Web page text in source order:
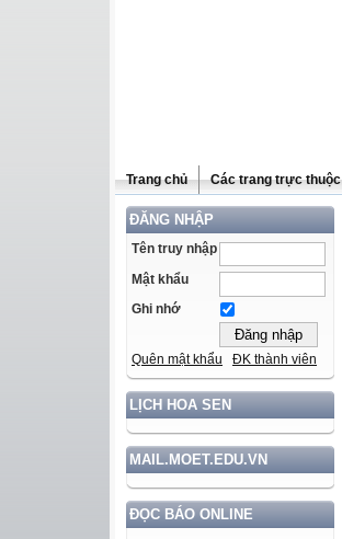
Trang chủ Các trang trực thuộc
ĐĂNG NHẬP
Tên truy nhập
Mật khẩu
Ghi nhớ
Quên mật khẩu ĐK thành viên
LỊCH HOA SEN
MAIL.MOET.EDU.VN
ĐỌC BÁO ONLINE